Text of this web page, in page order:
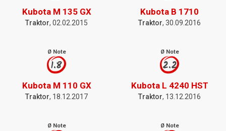
Kubota M 135 GX
Traktor, 02.02.2015
Kubota B 1710
Traktor, 30.09.2016
Ø Note
1.8
Kubota M 110 GX
Traktor, 18.12.2017
Ø Note
2.2
Kubota L 4240 HST
Traktor, 13.12.2016
Ø Note Ø Note